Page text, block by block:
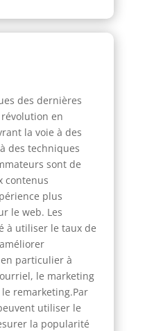
des dernières
en
la voie à des
des techniques
sont de
contenus
plus
le web. Les
à utiliser le taux de
particulier à
le marketing
remarketing.Par
utiliser le
la popularité